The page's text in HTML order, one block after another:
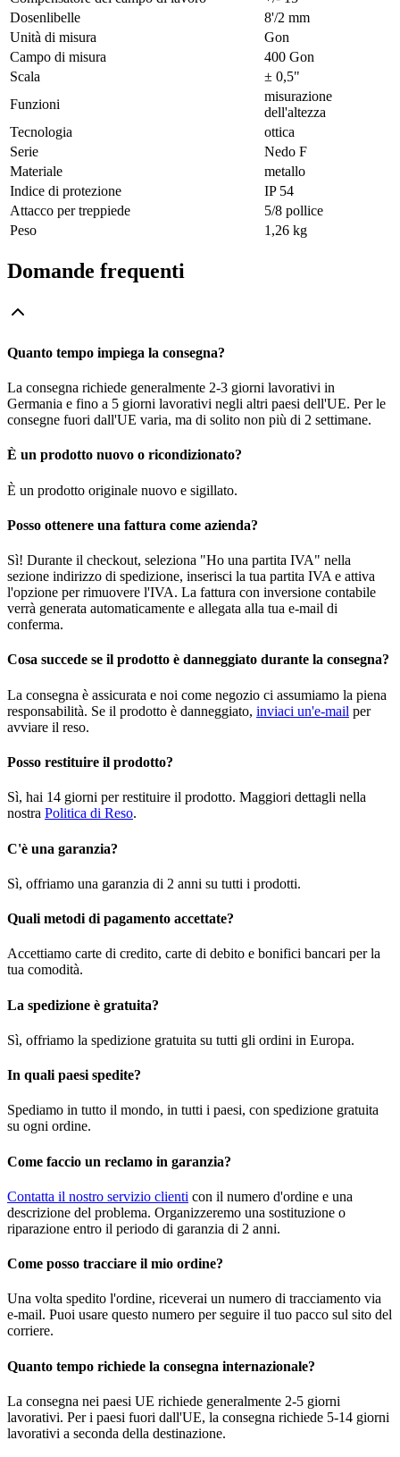
Dosenlibelle
8'/2 mm
Unità di misura
Gon
Campo di misura
400 Gon
Scala
± 0,5"
Funzioni
misurazione
dell'altezza
Tecnologia
ottica
Serie
Nedo F
Materiale
metallo
Indice di protezione
IP 54
Attacco per treppiede
5/8 pollice
Peso
1,26 kg
Domande frequenti
Quanto tempo impiega la consegna?
La consegna richiede generalmente 2-3 giorni lavorativi in
Germania e fino a 5 giorni lavorativi negli altri paesi dell'UE. Per le
consegne fuori dall'UE varia, ma di solito non più di 2 settimane.
È un prodotto nuovo o ricondizionato?
È un prodotto originale nuovo e sigillato.
Posso ottenere una fattura come azienda?
Sì! Durante il checkout, seleziona "Ho una partita IVA" nella
sezione indirizzo di spedizione, inserisci la tua partita IVA e attiva
l'opzione per rimuovere l'IVA. La fattura con inversione contabile
verrà generata automaticamente e allegata alla tua e-mail di
conferma.
Cosa succede se il prodotto è danneggiato durante la consegna?
La consegna è assicurata e noi come negozio ci assumiamo la piena
responsabilità. Se il prodotto è danneggiato, inviaci un'e-mail per
avviare il reso.
Posso restituire il prodotto?
Sì, hai 14 giorni per restituire il prodotto. Maggiori dettagli nella
nostra Politica di Reso.
C'è una garanzia?
Sì, offriamo una garanzia di 2 anni su tutti i prodotti.
Quali metodi di pagamento accettate?
Accettiamo carte di credito, carte di debito e bonifici bancari per la
tua comodità.
La spedizione è gratuita?
Sì, offriamo la spedizione gratuita su tutti gli ordini in Europa.
In quali paesi spedite?
Spediamo in tutto il mondo, in tutti i paesi, con spedizione gratuita
su ogni ordine.
Come faccio un reclamo in garanzia?
Contatta il nostro servizio clienti con il numero d'ordine e una
descrizione del problema. Organizzeremo una sostituzione o
riparazione entro il periodo di garanzia di 2 anni.
Come posso tracciare il mio ordine?
Una volta spedito l'ordine, riceverai un numero di tracciamento via
e-mail. Puoi usare questo numero per seguire il tuo pacco sul sito del
corriere.
Quanto tempo richiede la consegna internazionale?
La consegna nei paesi UE richiede generalmente 2-5 giorni
lavorativi. Per i paesi fuori dall'UE, la consegna richiede 5-14 giorni
lavorativi a seconda della destinazione.